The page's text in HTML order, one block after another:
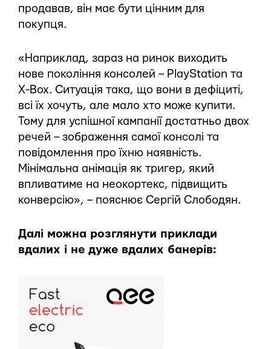
продавав, він має бути цінним для
покупця.
«Наприклад, зараз на ринок виходить
нове покоління консолей – PlayStation та
X-Box. Ситуація така, що вони в дефіциті,
всі їх хочуть, але мало хто може купити.
Тому для успішної кампанії достатньо двох
речей – зображення самої консолі та
повідомлення про їхню наявність.
Мінімальна анімація як тригер, який
впливатиме на неокортекс, підвищить
конверсію», – пояснює Сергій Слободян.
Далі можна розглянути приклади
вдалих і не дуже вдалих банерів: